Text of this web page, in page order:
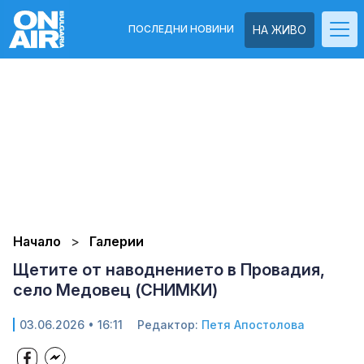
НА ЖИВО
ПОСЛЕДНИ НОВИНИ
Начало Галерии
Щетите от наводнението в Провадия,
село Медовец (СНИМКИ)
03.06.2026 • 16:11 Редактор: Петя Апостолова